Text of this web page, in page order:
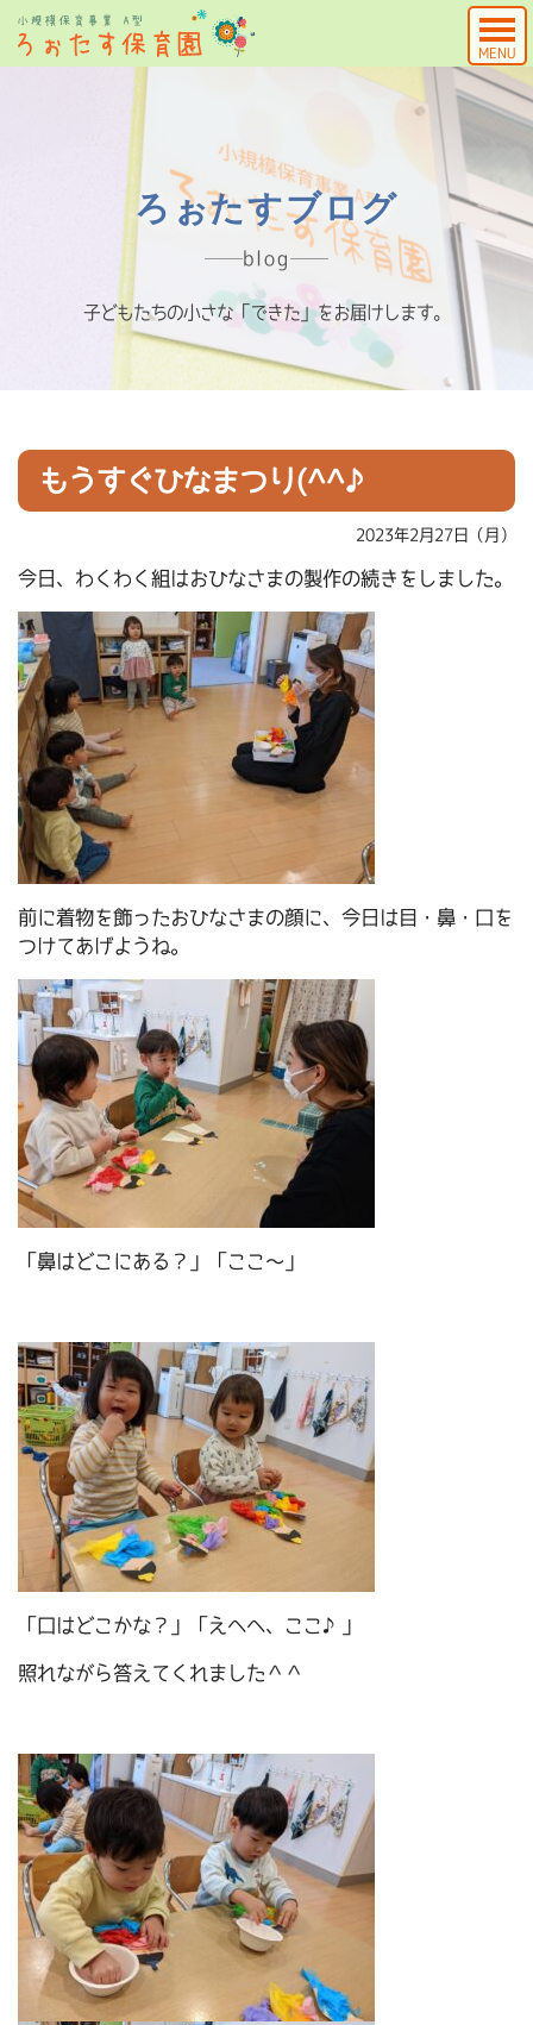
MENU
ろぉたすブログ
blog
子どもたちの小さな「できた」をお届けします。
もうすぐひなまつり(^^♪
2023年2月27日（月）
今日、わくわく組はおひなさまの製作の続きをしました。
前に着物を飾ったおひなさまの顔に、今日は目・鼻・口を
つけてあげようね。
「鼻はどこにある？」「ここ～」
「口はどこかな？」「えへへ、ここ♪」
照れながら答えてくれました＾＾